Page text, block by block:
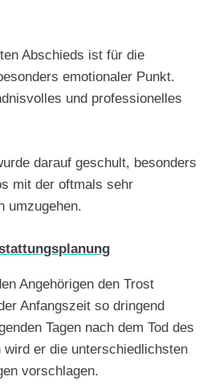
Abschieds ist für die
emotionaler Punkt.
und professionelles
darauf geschult, besonders
mit der oftmals sehr
umzugehen.
Angehörigen den Trost
Anfangszeit so dringend
Tagen nach dem Tod des
wird er die unterschiedlichsten
vorschlagen.